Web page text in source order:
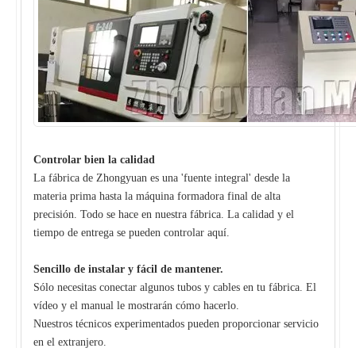
Controlar bien la calidad
La fábrica de Zhongyuan es una 'fuente integral' desde la
materia prima hasta la máquina formadora final de alta
precisión. Todo se hace en nuestra fábrica. La calidad y el
tiempo de entrega se pueden controlar aquí.
Sencillo de instalar y fácil de mantener.
Sólo necesitas conectar algunos tubos y cables en tu fábrica. El
vídeo y el manual le mostrarán cómo hacerlo.
Nuestros técnicos experimentados pueden proporcionar servicio
en el extranjero.